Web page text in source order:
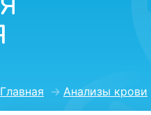
Главная → Анализы крови